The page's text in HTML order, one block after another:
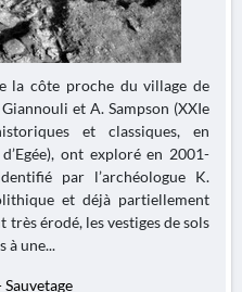
la côte proche du village de
et A. Sampson (XXIe
et classiques, en
ont exploré en 2001-
par l’archéologue K.
et déjà partiellement
érodé, les vestiges de sols
à une...